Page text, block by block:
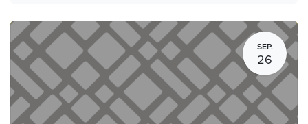
SEP.
26